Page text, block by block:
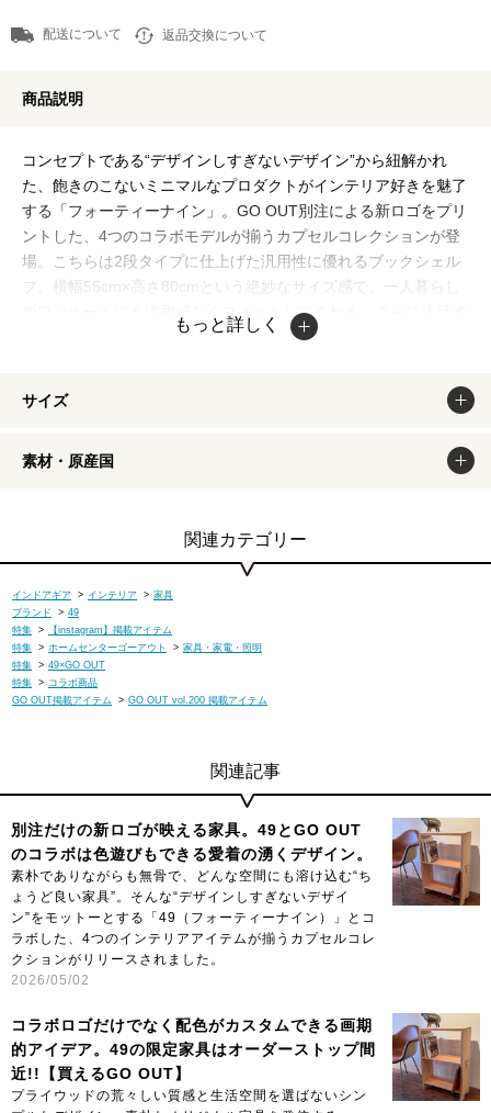
配送について 返品交換について
商品説明
コンセプトである“デザインしすぎないデザイン”から紐解かれ
た、飽きのこないミニマルなプロダクトがインテリア好きを魅了
する「フォーティーナイン」。GO OUT別注による新ロゴをプリ
ントした、4つのコラボモデルが揃うカプセルコレクションが登
場。こちらは2段タイプに仕上げた汎用性に優れるブックシェル
フ。横幅55cm×高さ80cmという絶妙なサイズ感で、一人暮らし
のワンルームにも違和感なくフィットしてくれる。さらに注目す
べきは指定箇所にカラーリングが落とし込める、コラボレーショ
リーン・イエローの中から1色をチョイスして配色が施せる。無
地のままでもオーダーが可能で、ジブン好みにアレンジできるの
けの新ロゴをプラス。カラーカスタムする場合はビビッドな4色
から選べるのも魅力。こちらのブックシェルフに加え、本企画の
カプセルコレクションではベンチ・キャスター付きの収納ボック
ス・ティッシュボックスの全4モデルを展開。
こちらの商品は規定外サイズのため、配送料金が通常とは異なり
ます。詳しくは
・こちらの商品の決済方法は、「クレジットカード」のみご利用
いただけます。
・ご注文確定日から5営業日以内に決済確定処理を行わせていた
だきます。
・商品お届け後の確定処理ではございません。予めご了承をお願
いします。
・商品のお届けに時間がかかる場合は、先に請求が掛かる場合が
ございます。
経年変化を出すために無塗装の商品です。雨ざらしはお控えくだ
る場合があります。生産の都合上、納期が変更になる場合がござ
います。発送日の前後については予めご了承ください。掲載商品
は出来るだけ現物と同じになるよう撮影しておりますが、若干色
味が違う場合もございます。商品のカラーは、PCディスプレイ
もっと詳しく
サイズ
素材・原産国
関連カテゴリー
インドアギア > インテリア > 家具
ブランド
> 49
特集 >
【instagram】掲載アイテム
特集 > ホームセンターゴーアウト > 家具・家電・照明
特集 > 49×GO OUT
特集 > コラボ商品
GO OUT掲載アイテム
> GO OUT vol.200 掲載アイテム
関連記事
別注だけの新ロゴが映える家具。49とGO OUT
のコラボは色遊びもできる愛着の湧くデザイン。
素朴でありながらも無骨で、どんな空間にも溶け込む“ち
ょうど良い家具”。そんな“デザインしすぎないデザイ
ン”をモットーとする「49（フォーティーナイン）」とコ
ラボした、4つのインテリアアイテムが揃うカプセルコレ
クションがリリースされました。
2026/05/02
コラボロゴだけでなく配色がカスタムできる画期
的アイデア。49の限定家具はオーダーストップ間
近!!【買えるGO OUT】
プライウッドの荒々しい質感と生活空間を選ばないシン